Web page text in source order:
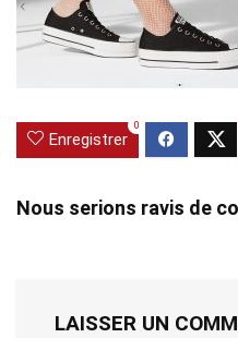
Enregistrer
0
Nous serions ravis de
LAISSER UN